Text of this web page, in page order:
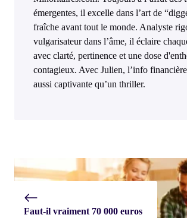
émergentes, il excelle dans l’art de
fraîche avant tout le monde. Analyste
vulgarisateur dans l’âme, il éclaire
avec clarté, pertinence et une dose
contagieux. Avec Julien, l’info
aussi captivante qu’un thriller.
Faut-il vraiment 70 000 euros